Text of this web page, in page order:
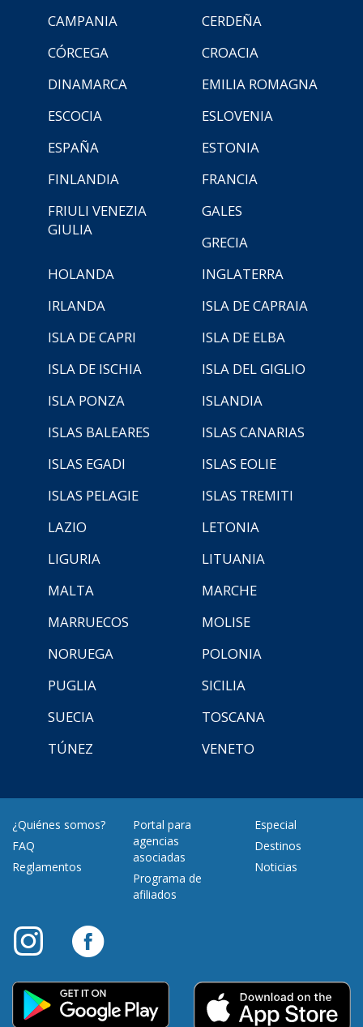
CAMPANIA
CERDEÑA
CÓRCEGA
CROACIA
DINAMARCA
EMILIA ROMAGNA
ESCOCIA
ESLOVENIA
ESPAÑA
ESTONIA
FINLANDIA
FRANCIA
FRIULI VENEZIA
GIULIA
GALES
GRECIA
HOLANDA
INGLATERRA
IRLANDA
ISLA DE CAPRAIA
ISLA DE CAPRI
ISLA DE ELBA
ISLA DE ISCHIA
ISLA DEL GIGLIO
ISLA PONZA
ISLANDIA
ISLAS BALEARES
ISLAS CANARIAS
ISLAS EGADI
ISLAS EOLIE
ISLAS PELAGIE
ISLAS TREMITI
LAZIO
LETONIA
LIGURIA
LITUANIA
MALTA
MARCHE
MARRUECOS
MOLISE
NORUEGA
POLONIA
PUGLIA
SICILIA
SUECIA
TOSCANA
TÚNEZ
VENETO
¿Quiénes somos?
FAQ
Reglamentos
Portal para
agencias
asociadas
Programa de
afiliados
Especial
Destinos
Noticias